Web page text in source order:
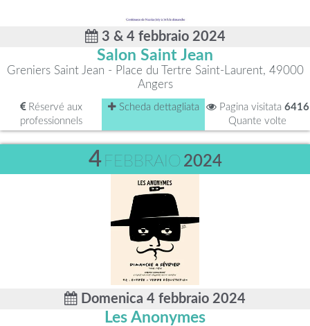
3 & 4 febbraio 2024
Salon Saint Jean
Greniers Saint Jean - Place du Tertre Saint-Laurent, 49000
Angers
Réservé aux
professionnels
Scheda dettagliata Pagina visitata 6416
Quante volte
4 FEBBRAIO 2024
Domenica 4 febbraio 2024
Les Anonymes